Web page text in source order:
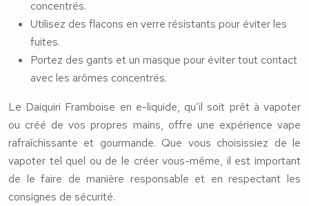
concentrés.
Utilisez des flacons en verre résistants pour éviter les
fuites.
Portez des gants et un masque pour éviter tout contact
avec les arômes concentrés.
Le Daiquiri Framboise en e-liquide, qu’il soit prêt à vapoter
ou créé de vos propres mains, offre une expérience vape
rafraîchissante et gourmande. Que vous choisissiez de le
vapoter tel quel ou de le créer vous-même, il est important
de le faire de manière responsable et en respectant les
consignes de sécurité.